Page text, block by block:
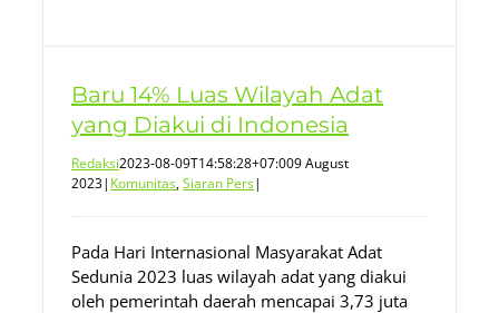
Baru 14% Luas Wilayah Adat
yang Diakui di Indonesia
Redaksi2023-08-09T14:58:28+07:009 August
2023| Komunitas,Siaran Pers|
Pada Hari Internasional Masyarakat Adat
Sedunia 2023 luas wilayah adat yang diakui
oleh pemerintah daerah mencapai 3,73 juta